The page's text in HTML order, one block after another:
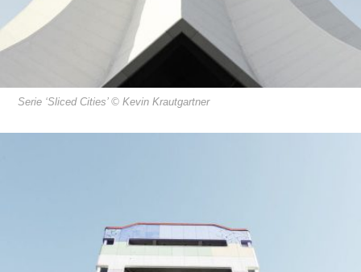
Serie ‘Sliced Cities’ © Kevin Krautgartner